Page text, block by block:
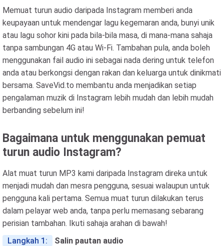
Memuat turun audio daripada Instagram memberi anda
keupayaan untuk mendengar lagu kegemaran anda, bunyi unik
atau lagu sohor kini pada bila-bila masa, di mana-mana sahaja
tanpa sambungan 4G atau Wi-Fi. Tambahan pula, anda boleh
menggunakan fail audio ini sebagai nada dering untuk telefon
anda atau berkongsi dengan rakan dan keluarga untuk dinikmati
bersama. SaveVid.to membantu anda menjadikan setiap
pengalaman muzik di Instagram lebih mudah dan lebih mudah
berbanding sebelum ini!
Bagaimana untuk menggunakan pemuat
turun audio Instagram?
Alat muat turun MP3 kami daripada Instagram direka untuk
menjadi mudah dan mesra pengguna, sesuai walaupun untuk
pengguna kali pertama. Semua muat turun dilakukan terus
dalam pelayar web anda, tanpa perlu memasang sebarang
perisian tambahan. Ikuti sahaja arahan di bawah!
Langkah 1:
Salin pautan audio